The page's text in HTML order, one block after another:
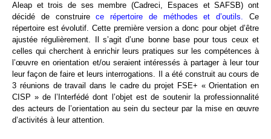
Aleap et trois de ses membre (Cadreci, Espaces et SAFSB) ont
décidé de construirece répertoire de méthodes et d’outils. Ce
répertoire est évolutif. Cette première version a donc pour objet d’être
ajustée régulièrement. Il s’agit d’une bonne base pour tous ceux et
celles qui cherchent à enrichir leurs pratiques sur les compétences à
l’œuvre en orientation et/ou seraient intéressés à partager à leur tour
leur façon de faire et leurs interrogations. Il a été construit au cours de
3 réunions de travail dans le cadre du projet FSE+ « Orientation en
CISP » de l’Interfédé dont l’objet est de soutenir la professionnalité
des acteurs de l’orientation au sein du secteur par la mise en œuvre
d’activités à leur attention.